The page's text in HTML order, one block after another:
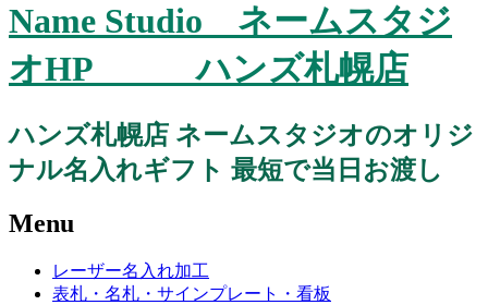
Name Studio ネームスタジ
オHP ハンズ札幌店
ハンズ札幌店 ネームスタジオのオリジ
ナル名入れギフト 最短で当日お渡し
Menu
レーザー名入れ加工
表札・名札・サインプレート・看板